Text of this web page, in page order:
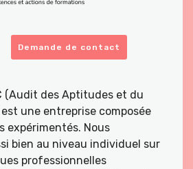
Demande de contact
(Audit des Aptitudes et du
une entreprise composée
expérimentés. Nous
bien au niveau individuel sur
professionnelles